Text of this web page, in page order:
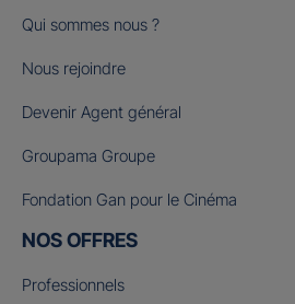
Qui sommes nous ?
Nous rejoindre
Devenir Agent général
Groupama Groupe
Fondation Gan pour le Cinéma
NOS OFFRES
Professionnels